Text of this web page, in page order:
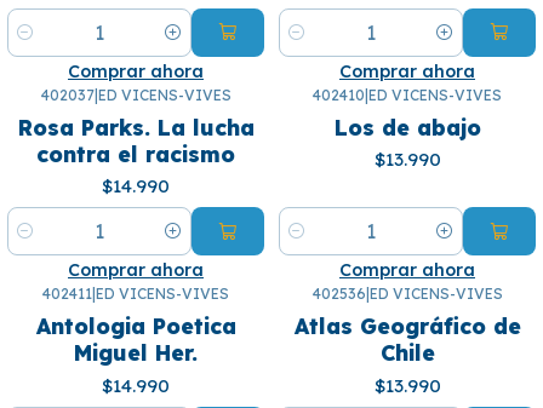
Cantidad
Comprar ahora
Cantidad
Comprar ahora
402037| ED VICENS-VIVES
Rosa Parks. La lucha
contra el racismo
$14.990
Cantidad
Comprar ahora
402410 ED VICENS-VIVES
Los de abajo
$13.990
Cantidad
Comprar ahora
402411 ED VICENS-VIVES
Antologia Poetica
Miguel Her.
$14.990
402536 ED VICENS-VIVES
Atlas Geográfico de
Chile
$13.990